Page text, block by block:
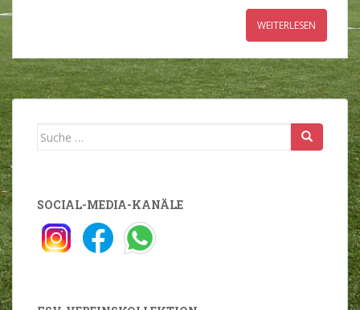
WEITERLESEN
Suche
SOCIAL-MEDIA-KANÄLE